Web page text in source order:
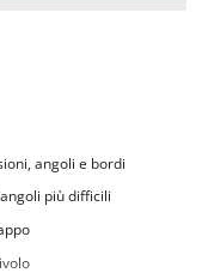
angoli e bordi
più difficili